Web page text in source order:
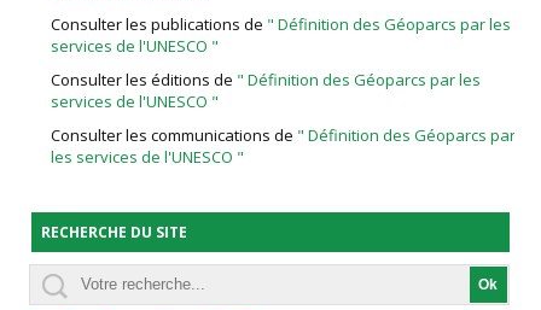
Consulter les publications de " Définition des Géoparcs par les
services de l'UNESCO "
Consulter les éditions de " Définition des Géoparcs par les
services de l'UNESCO "
Consulter les communications de " Définition des Géoparcs par
les services de l'UNESCO "
RECHERCHE DU SITE